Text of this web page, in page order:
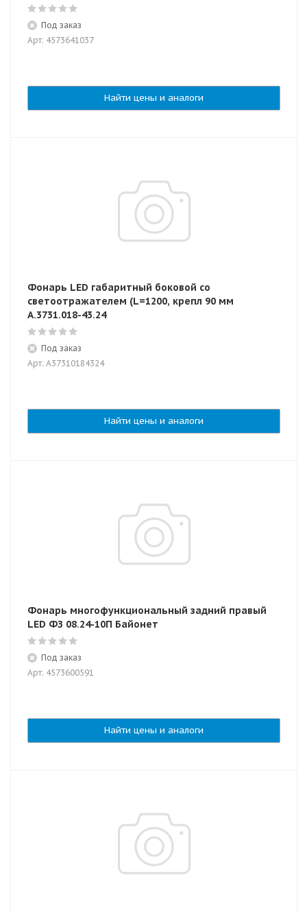
Под заказ
Арт: 4573641037
Найти цены и аналоги
Фонарь LED габаритный боковой со
светоотражателем (L=1200, крепл 90 мм
A.3731.018-43.24
Под заказ
Арт: A37310184324
Найти цены и аналоги
Фонарь многофункциональный задний правый
LED ФЗ 08.24-10П Байонет
Под заказ
Арт: 4573600591
Найти цены и аналоги